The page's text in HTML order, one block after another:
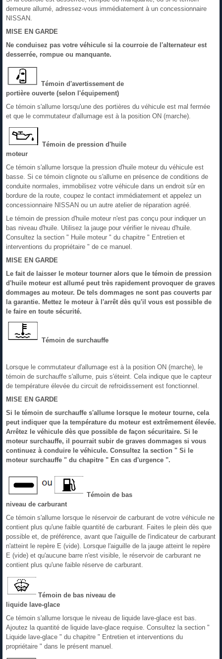
demeure allumé, adressez-vous immédiatement à un concessionnaire
NISSAN.
MISE EN GARDE
Ne conduisez pas votre véhicule si la courroie de l'alternateur est
desserrée, rompue ou manquante.
Témoin d'avertissement de
portière ouverte (selon l'équipement)
Ce témoin s'allume lorsqu'une des portières du véhicule est mal fermée
et que le commutateur d'allumage est à la position ON (marche).
Témoin de pression d'huile
moteur
Ce témoin s'allume lorsque la pression d'huile moteur du véhicule est
basse. Si ce témoin clignote ou s'allume en présence de conditions de
conduite normales, immobilisez votre véhicule dans un endroit sûr en
bordure de la route, coupez le contact immédiatement et appelez un
concessionnaire NISSAN ou un autre atelier de réparation agréé.
Le témoin de pression d'huile moteur n'est pas conçu pour indiquer un
bas niveau d'huile. Utilisez la jauge pour vérifier le niveau d'huile.
Consultez la section " Huile moteur " du chapitre " Entretien et
interventions du propriétaire " de ce manuel.
MISE EN GARDE
Le fait de laisser le moteur tourner alors que le témoin de pression
d'huile moteur est allumé peut très rapidement provoquer de graves
dommages au moteur. De tels dommages ne sont pas couverts par
la garantie. Mettez le moteur à l'arrêt dès qu'il vous est possible de
le faire en toute sécurité.
Témoin de surchauffe
Lorsque le commutateur d'allumage est à la position ON (marche), le
témoin de surchauffe s'allume, puis s'éteint. Cela indique que le capteur
de température élevée du circuit de refroidissement est fonctionnel.
MISE EN GARDE
Si le témoin de surchauffe s'allume lorsque le moteur tourne, cela
peut indiquer que la température du moteur est extrêmement élevée.
Arrêtez le véhicule dès que possible de façon sécuritaire. Si le
moteur surchauffe, il pourrait subir de graves dommages si vous
continuez à conduire le véhicule. Consultez la section " Si le
moteur surchauffe " du chapitre " En cas d'urgence ".
Témoin de bas
niveau de carburant
Ce témoin s'allume lorsque le réservoir de carburant de votre véhicule ne
contient plus qu'une faible quantité de carburant. Faites le plein dès que
possible et, de préférence, avant que l'aiguille de l'indicateur de carburant
n'atteint le repère E (vide). Lorsque l'aiguille de la jauge atteint le repère
E (vide) et qu'aucune barre n'est visible, le réservoir de carburant ne
contient plus qu'une faible réserve de carburant.
Témoin de bas niveau de
liquide lave-glace
Ce témoin s'allume lorsque le niveau de liquide lave-glace est bas.
Ajoutez la quantité de liquide lave-glace requise. Consultez la section "
Liquide lave-glace " du chapitre " Entretien et interventions du
propriétaire " dans le présent manuel.